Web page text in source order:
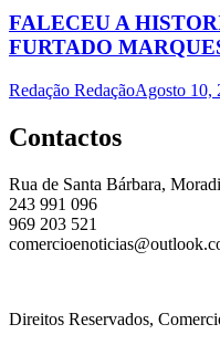
FALECEU A
FURTADO
Redação RedaçãoAgosto 10,
Contactos
Rua de Santa Bárbara,
243 991 096
969 203 521
Direitos Reservados,